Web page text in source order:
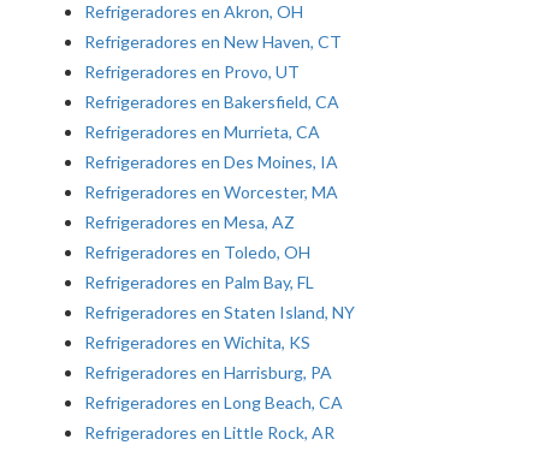
Refrigeradores en Akron, OH
Refrigeradores en New Haven, CT
Refrigeradores en Provo, UT
Refrigeradores en Bakersfield, CA
Refrigeradores en Murrieta, CA
Refrigeradores en Des Moines, IA
Refrigeradores en Worcester, MA
Refrigeradores en Mesa, AZ
Refrigeradores en Toledo, OH
Refrigeradores en Palm Bay, FL
Refrigeradores en Staten Island, NY
Refrigeradores en Wichita, KS
Refrigeradores en Harrisburg, PA
Refrigeradores en Long Beach, CA
Refrigeradores en Little Rock, AR